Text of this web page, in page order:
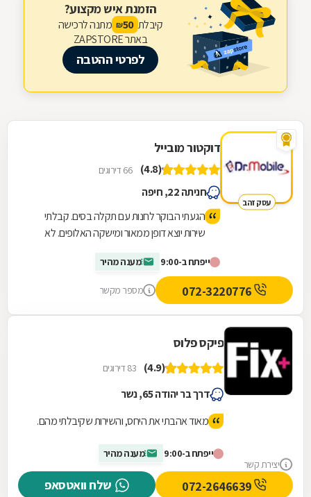
הזמנת איש מקצוע?
קיבלת 50
₪ מתנה לרכישה
באתר ZAPSTORE
לפרטי ההטבה
עסק זהב
דוקטור מובייל
(4.8) 66 דירוגים
חניתה 22, חיפה
הגעתי הבוקר לחנות עם תקלה בסים. קבלתי
שירות יוצא דופן ממאור ומישקה האלופים. לא
ובאדיבות. הייתי ואשאר לקוחה נאמנה שלהם.
ייפתח ב-9:00 מענה מהיר
מספר מקשר
יצירת קשר
פיקס פלוס
(4.9) 83 דירוגים
דרך בר יהודה 65, נשר
מאוד אהבתי את היחס, והשירות שקיבלתי מהם.
ייפתח ב-9:00 מענה מהיר
שלח וואטסאפ